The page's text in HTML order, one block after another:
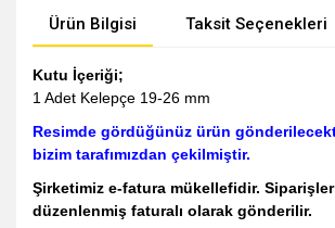
Ürün Bilgisi Taksit Seçenekleri
Kutu İçeriği;
1 Adet Kelepçe 19-26 mm
Resimde gördüğünüz ürün
bizim tarafımızdan çekilmiştir.
Şirketimiz e-fatura mükellefidir.
düzenlenmiş faturalı olarak gönderilir.